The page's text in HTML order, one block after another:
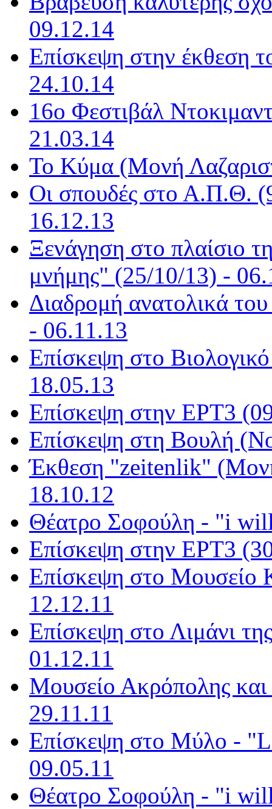
09.12.14
Επίσκεψη στην έκθεση
24.10.14
16ο Φεστιβάλ
21.03.14
Το Κύμα (Μονή
Οι σπουδές στο Α.Π.Θ.
16.12.13
Ξενάγηση στο πλαίσιο
μνήμης" (25/10/13) -
Διαδρομή ανατολικά
- 06.11.13
Επίσκεψη στo
18.05.13
Επίσκεψη στην ΕΡΤ3
Επίσκεψη στη Βουλή
Έκθεση "zeitenlik"
18.10.12
Θέατρο Σοφούλη - "i
Επίσκεψη στην ΕΡΤ3
Επίσκεψη στο Μουσείο
12.12.11
Επίσκεψη στο Λιμάνι
01.12.11
Μουσείο Ακρόπολης
29.11.11
Επίσκεψη στο Μύλο -
09.05.11
Θέατρο Σοφούλη - "i